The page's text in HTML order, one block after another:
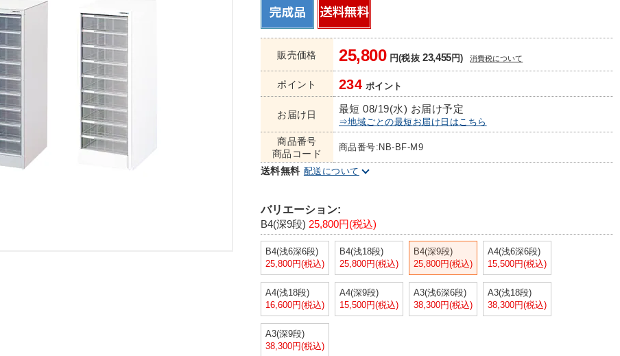
販売価格 25,800円(税抜23,455円) 消費税について
ポイント 234 ポイント
お届け日 最短 08/19(水) お届け予定
⇒地域ごとの最短お届け日はこちら
商品番号
商品コード
商品番号:NB-BF-M9
送料無料 配送について
バリエーション:
B4(深9段) 25,800円(税込)
B4(浅6深6段)
25,800円(税込)
B4(浅18段)
25,800円(税込)
B4(深9段)
25,800円(税込)
A4(浅6深6段)
15,500円(税込)
A4(浅18段)
16,600円(税込)
A4(深9段)
15,500円(税込)
A3(浅6深6段)
38,300円(税込)
A3(浅18段)
38,300円(税込)
A3(深9段)
38,300円(税込)